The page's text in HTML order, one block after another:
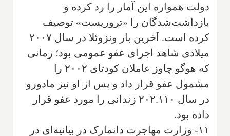
دولت همواره این آمار را رد کرده و
بازداشت‌شدگان را «تروریست» توصیف
کرده است. آخرین بار ونزوئلا در سال ۲۰۰۷
میلادی شاهد اجرای عفو عمومی بود؛ زمانی
که هوگو چاوز عاملان کودتای ۲۰۰۲ را
مشمول عفو قرار داد و پس از او نیز مادورو
در سال ۲۰۲.۱۱۰ زندانی را مورد عفو قرار
داده بود.
۱۱- وزارت مهاجرت دانمارک در بیانیه‌ای در